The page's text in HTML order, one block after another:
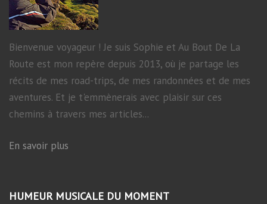
Bienvenue voyageur ! Je suis Sophie et Au Bout De La
Route est mon repère depuis 2013, où je partage les
récits de mes road-trips, de mes randonnées et de mes
aventures. Et je t'emmènerais avec plaisir sur ces
chemins à travers mes articles...
En savoir plus
HUMEUR MUSICALE DU MOMENT